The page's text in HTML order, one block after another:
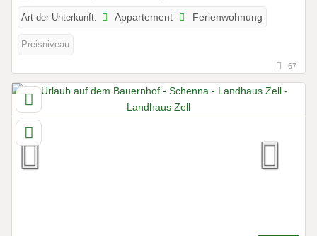
Art der Unterkunft: Appartement Ferienwohnung
Preisniveau
67